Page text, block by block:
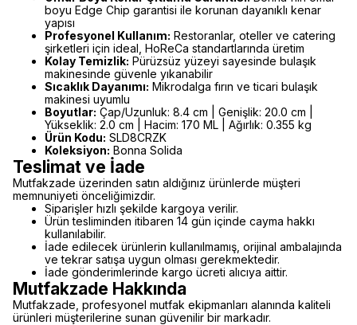
boyu Edge Chip garantisi ile korunan dayanıklı kenar
yapısı
Profesyonel Kullanım: Restoranlar, oteller ve catering
şirketleri için ideal, HoReCa standartlarında üretim
Kolay Temizlik: Pürüzsüz yüzeyi sayesinde bulaşık
makinesinde güvenle yıkanabilir
Sıcaklık Dayanımı: Mikrodalga fırın ve ticari bulaşık
makinesi uyumlu
Boyutlar: Çap/Uzunluk: 8.4 cm | Genişlik: 20.0 cm |
Yükseklik: 2.0 cm | Hacim: 170 ML | Ağırlık: 0.355 kg
Ürün Kodu: SLD8CRZK
Koleksiyon: Bonna Solida
Teslimat ve İade
Mutfakzade üzerinden satın aldığınız ürünlerde müşteri
memnuniyeti önceliğimizdir.
Siparişler hızlı şekilde kargoya verilir.
Ürün tesliminden itibaren 14 gün içinde cayma hakkı
kullanılabilir.
İade edilecek ürünlerin kullanılmamış, orijinal ambalajında
ve tekrar satışa uygun olması gerekmektedir.
İade gönderimlerinde kargo ücreti alıcıya aittir.
Mutfakzade Hakkında
Mutfakzade, profesyonel mutfak ekipmanları alanında kaliteli
ürünleri müşterilerine sunan güvenilir bir markadır.